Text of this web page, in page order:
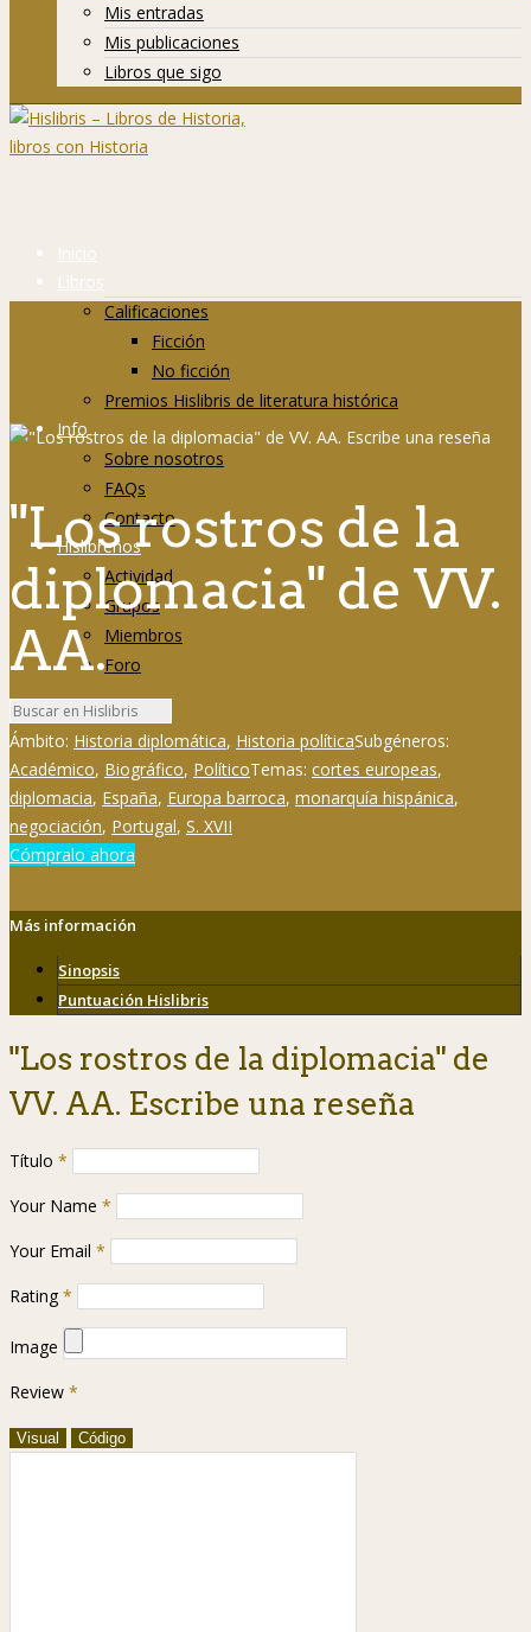
Mis entradas
Mis publicaciones
Libros que sigo
Inicio
Libros
Calificaciones
Ficción
No ficción
Premios Hislibris de literatura histórica
Info
Sobre nosotros
FAQs
Contacto
Hislibreños
Actividad
Grupos
Miembros
Foro
"Los rostros de la
diplomacia" de VV.
AA.
Ámbito: Historia diplomática, Historia políticaSubgéneros:
Académico, Biográfico, PolíticoTemas: cortes europeas,
diplomacia, España, Europa barroca, monarquía hispánica,
negociación, Portugal, S. XVII
Cómpralo ahora
Más información
Sinopsis
Puntuación Hislibris
"Los rostros de la diplomacia" de
VV. AA. Escribe una reseña
Título *
Your Name *
Your Email *
Rating *
Image
Review *
Visual Código